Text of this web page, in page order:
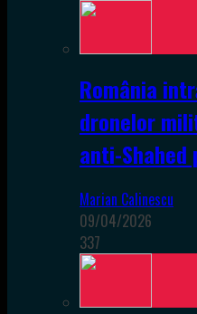
România
dronelor
anti-Shahed
Marian Calinescu
09/04/2026
337